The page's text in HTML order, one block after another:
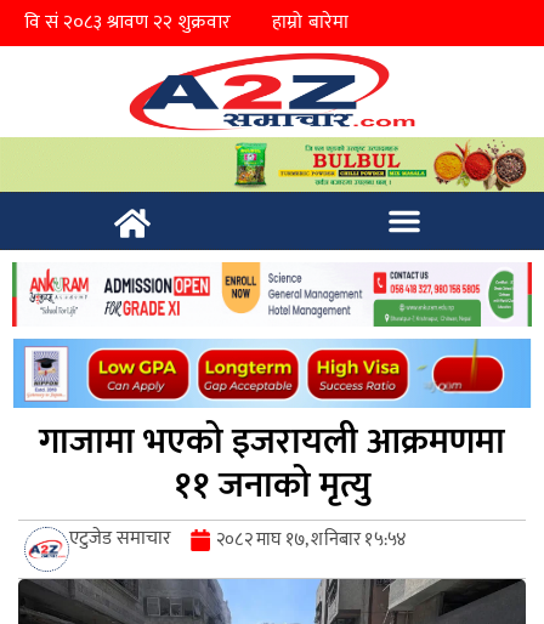
हाम्रो बारेमा
गाजामा भएको इजरायली आक्रमणमा
११ जनाको मृत्यु
एटुजेड समाचार २०८२ माघ १७, शनिबार १५:५४